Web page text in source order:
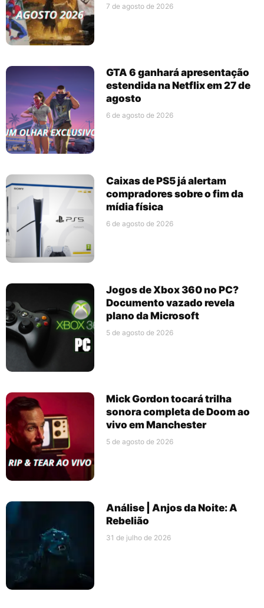
7 de agosto de 2026
GTA 6 ganhará apresentação
estendida na Netflix em 27 de
agosto
6 de agosto de 2026
Caixas de PS5 já alertam
compradores sobre o fim da
mídia física
6 de agosto de 2026
Jogos de Xbox 360 no PC?
Documento vazado revela
plano da Microsoft
5 de agosto de 2026
Mick Gordon tocará trilha
sonora completa de Doom ao
vivo em Manchester
5 de agosto de 2026
Análise | Anjos da Noite: A
Rebelião
31 de julho de 2026